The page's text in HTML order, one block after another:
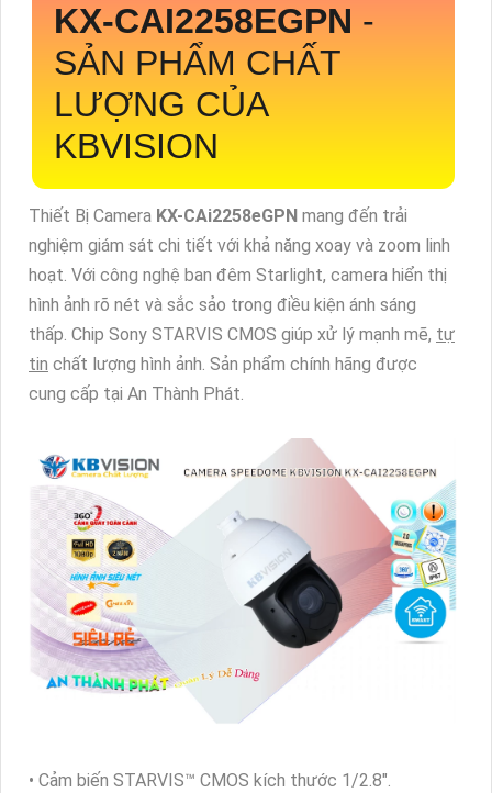
KX-CAI2258EGPN -
SẢN PHẨM CHẤT
LƯỢNG CỦA
KBVISION
Thiết Bị Camera KX-CAi2258eGPN mang đến trải
nghiệm giám sát chi tiết với khả năng xoay và zoom linh
hoạt. Với công nghệ ban đêm Starlight, camera hiển thị
hình ảnh rõ nét và sắc sảo trong điều kiện ánh sáng
thấp. Chip Sony STARVIS CMOS giúp xử lý mạnh mẽ, tự
tin chất lượng hình ảnh. Sản phẩm chính hãng được
cung cấp tại An Thành Phát.
• Cảm biến STARVIS™ CMOS kích thước 1/2.8".